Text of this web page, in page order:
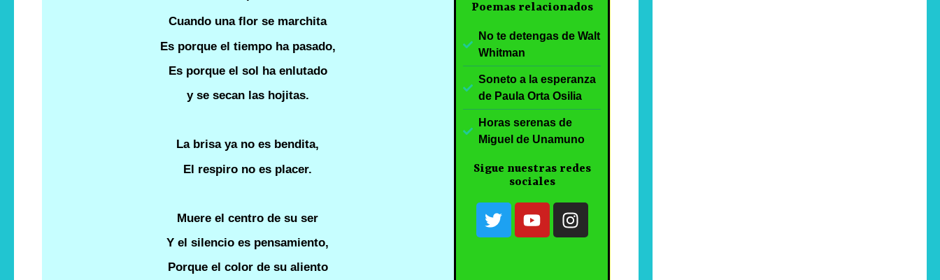
Cuando una flor se marchita
Es porque el tiempo ha pasado,
Es porque el sol ha enlutado
y se secan las hojitas.
La brisa ya no es bendita,
El respiro no es placer.
Muere el centro de su ser
Y el silencio es pensamiento,
Porque el color de su aliento
Poemas relacionados
No te detengas de Walt
Whitman
Soneto a la esperanza
de Paula Orta Osilia
Horas serenas de
Miguel de Unamuno
Sigue nuestras redes
sociales